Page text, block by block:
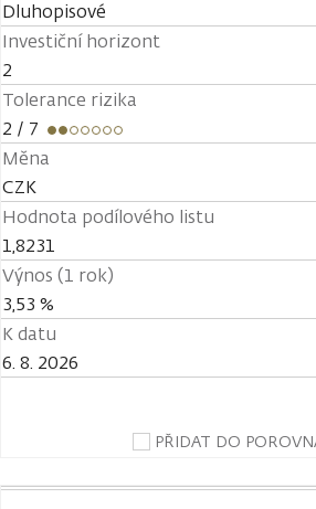
Dluhopisové
Investiční horizont
2
Tolerance rizika
2 / 7
Měna
CZK
Hodnota podílového listu
1,8231
Výnos (1 rok)
3,53 %
K datu
6. 8. 2026
PŘIDAT DO